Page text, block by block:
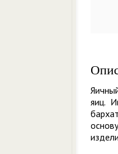
яиц.